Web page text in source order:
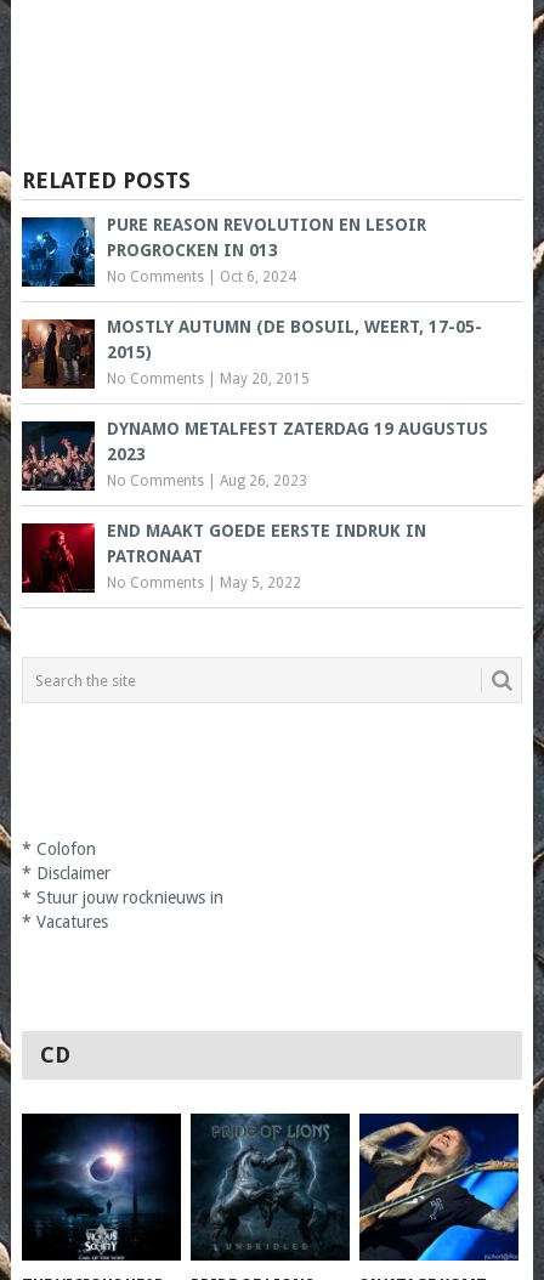
RELATED POSTS
PURE REASON REVOLUTION EN LESOIR
PROGROCKEN IN 013
No Comments| Oct 6, 2024
MOSTLY AUTUMN (DE BOSUIL, WEERT, 17-05-
2015)
No Comments| May 20, 2015
DYNAMO METALFEST ZATERDAG 19 AUGUSTUS
2023
No Comments| Aug 26, 2023
END MAAKT GOEDE EERSTE INDRUK IN
PATRONAAT
No Comments| May 5, 2022
* Colofon
* Disclaimer
* Stuur jouw rocknieuws in
* Vacatures
CD